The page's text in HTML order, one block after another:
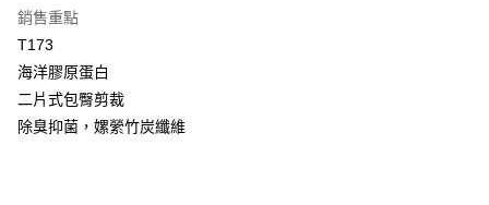
1.本服務由台灣大哥大提供，台灣大哥大用戶可立即使用無須另外申請。
2.付款方式選擇「大哥付你分期」，訂單成立後會自動跳轉到大哥付的交易
流程，驗證手機門號後，選擇欲分期的期數、繳款截止日，確認付款後即完
成交易。
4.訂單成立30分鐘內，如未前往確認交易或遇審核未通過，訂單將自動取
消。如遇「轉專審核」未通過狀況，表示未達大哥付你分期系統評分，恕無
AFTEE先享後付是「在收到商品之後才付款」的支付方式。 讓您購物簡單
便利好安心！
１．簡單：不需註冊會員、不需綁卡、不需儲值。
２．便利：只要手機號碼，簡訊認證，即可結帳。
Hami Point
相關說明
「Hami Point」為中華電信所提供之點數服務，可於會員專區綁定中華電信
銷售重點
T173
海洋膠原蛋白
二片式包臀剪裁
除臭抑菌，嫘縈竹炭纖維